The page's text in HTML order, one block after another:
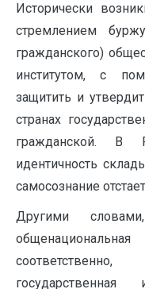
Исторически
стремлением
гражданского)
институтом, с
защитить и
странах
гражданской. В
идентичность
самосознание
Другими